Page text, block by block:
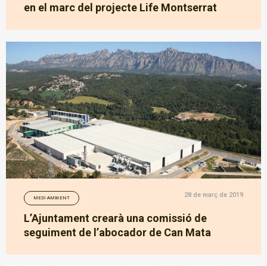
en el marc del projecte Life Montserrat
MEDI AMBIENT 28 de març de 2019
L’Ajuntament crearà una comissió de
seguiment de l’abocador de Can Mata